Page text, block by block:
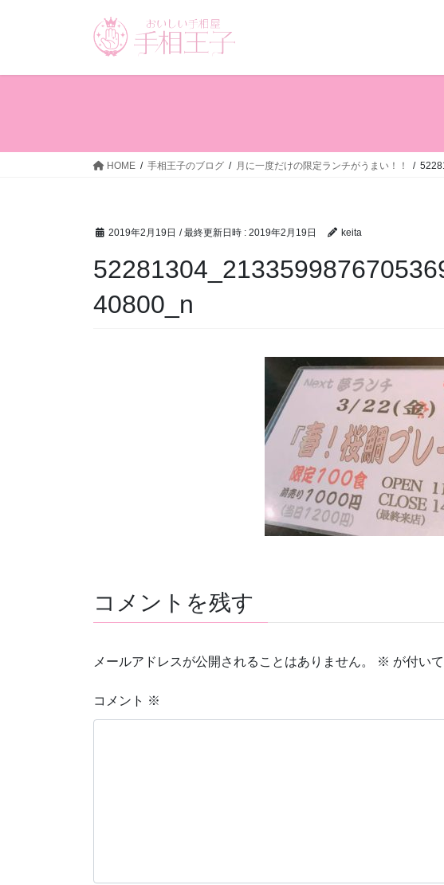
HOME 手相王子のブログ 月に一度だけの限定ランチがうまい！！
2019年2月19日 / 最終更新日時 : 2019年2月19日 keita
40800_n
コメントを残す
メールアドレスが公開されることはありません。 ※ が付い
コメント ※